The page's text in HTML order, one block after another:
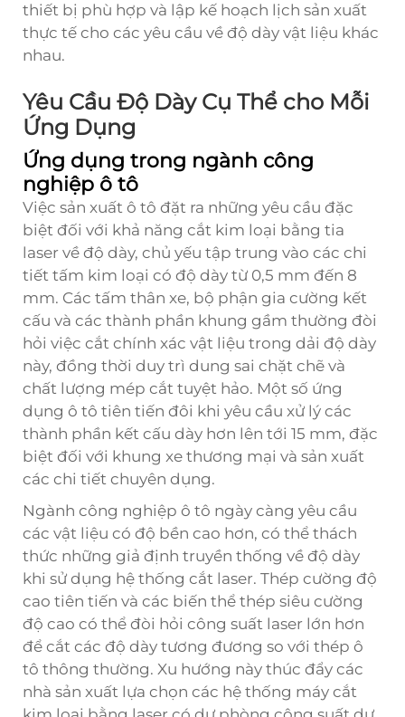
thiết bị phù hợp và lập kế hoạch lịch sản xuất
thực tế cho các yêu cầu về độ dày vật liệu khác
nhau.
Yêu Cầu Độ Dày Cụ Thể cho Mỗi
Ứng Dụng
Ứng dụng trong ngành công
nghiệp ô tô
Việc sản xuất ô tô đặt ra những yêu cầu đặc
biệt đối với khả năng cắt kim loại bằng tia
laser về độ dày, chủ yếu tập trung vào các chi
tiết tấm kim loại có độ dày từ 0,5 mm đến 8
mm. Các tấm thân xe, bộ phận gia cường kết
cấu và các thành phần khung gầm thường đòi
hỏi việc cắt chính xác vật liệu trong dải độ dày
này, đồng thời duy trì dung sai chặt chẽ và
chất lượng mép cắt tuyệt hảo. Một số ứng
dụng ô tô tiên tiến đôi khi yêu cầu xử lý các
thành phần kết cấu dày hơn lên tới 15 mm, đặc
biệt đối với khung xe thương mại và sản xuất
các chi tiết chuyên dụng.
Ngành công nghiệp ô tô ngày càng yêu cầu
các vật liệu có độ bền cao hơn, có thể thách
thức những giả định truyền thống về độ dày
khi sử dụng hệ thống cắt laser. Thép cường độ
cao tiên tiến và các biến thể thép siêu cường
độ cao có thể đòi hỏi công suất laser lớn hơn
để cắt các độ dày tương đương so với thép ô
tô thông thường. Xu hướng này thúc đẩy các
nhà sản xuất lựa chọn các hệ thống máy cắt